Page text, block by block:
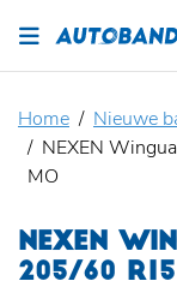
Home
Nieuwe
NEXEN
MO
NEXEN
205/60